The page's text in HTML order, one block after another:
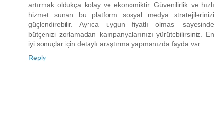
artırmak oldukça kolay ve ekonomiktir. Güvenilirlik ve hızlı
hizmet sunan bu platform sosyal medya stratejilerinizi
güçlendirebilir. Ayrıca uygun fiyatlı olması sayesinde
bütçenizi zorlamadan kampanyalarınızı yürütebilirsiniz. En
iyi sonuçlar için detaylı araştırma yapmanızda fayda var.
Reply